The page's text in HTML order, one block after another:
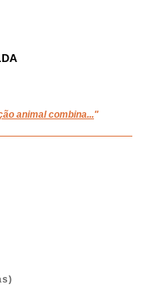
animal combina..."